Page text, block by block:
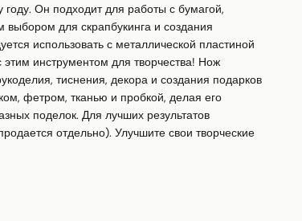
Он подходит для работы с бумагой,
для скрапбукинга и создания
использовать с металлической пластиной
инструментом для творчества! Нож
тиснения, декора и создания подарков
фетром, тканью и пробкой, делая его
поделок. Для лучших результатов
отдельно). Улучшите свои творческие